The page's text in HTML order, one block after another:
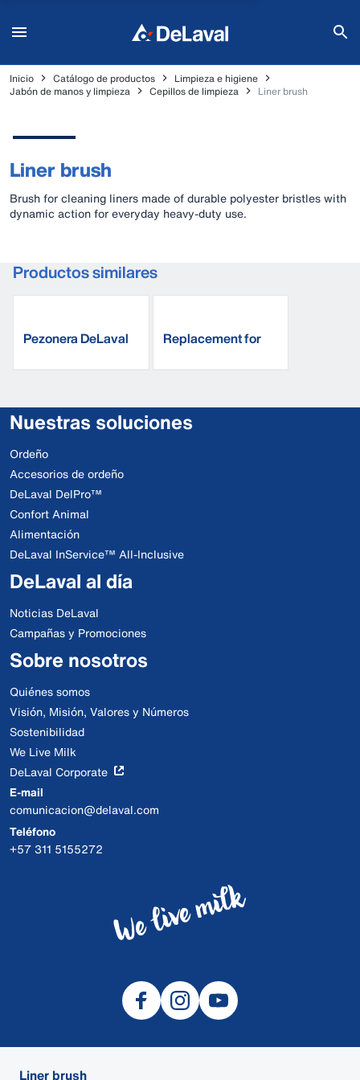
Inicio Catálogo de productos
Limpieza e higiene
Jabón de manos y limpieza
Cepillos de limpieza Liner brush
Liner brush
Brush for cleaning liners made of durable polyester bristles with
dynamic action for everyday heavy-duty use.
Liner brush
Productos similares
Pezonera DeLaval Replacement for
Nuestras soluciones
Ordeño
Accesorios de ordeño
DeLaval DelPro™
Confort Animal
Alimentación
DeLaval InService™ All-Inclusive
DeLaval al día
Noticias DeLaval
Campañas y Promociones
Sobre nosotros
Quiénes somos
Visión, Misión, Valores y Números
Sostenibilidad
We Live Milk
DeLaval Corporate
E-mail
comunicacion@delaval.com
Teléfono
+57 311 5155272